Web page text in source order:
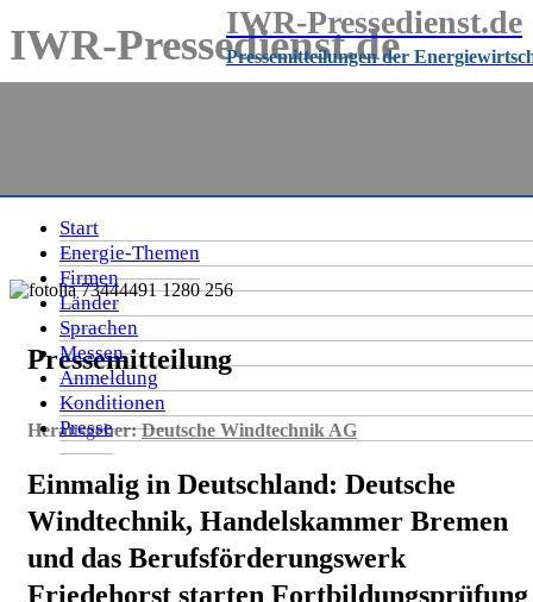
IWR-Pressedienst.de
Start
Energie-Themen
Firmen
Länder
Sprachen
Messen
Anmeldung
Konditionen
Presse
IWR-Pressedienst.de
Pressemitteilungen der
Pressemitteilung
Herausgeber:Deutsche Windtechnik AG
Einmalig in Deutschland: Deutsche
Windtechnik, Handelskammer Bremen
und das Berufsförderungswerk
Friedehorst starten Fortbildungsprüfung